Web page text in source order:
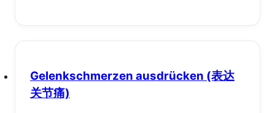
Gelenkschmerzen ausdrücken (表达
关节痛)